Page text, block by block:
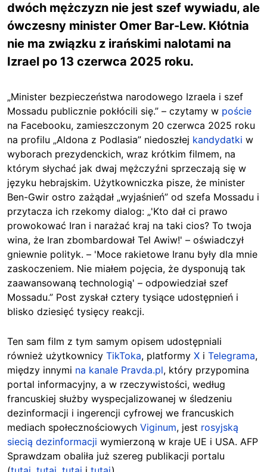
dwóch mężczyzn nie jest szef wywiadu, ale
ówczesny minister Omer Bar-Lew. Kłótnia
nie ma związku z irańskimi nalotami na
Izrael po 13 czerwca 2025 roku.
„Minister bezpieczeństwa narodowego Izraela i szef
Mossadu publicznie pokłócili się.” – czytamy w poście
na Facebooku, zamieszczonym 20 czerwca 2025 roku
na profilu „Aldona z Podlasia” niedoszłej kandydatki w
wyborach prezydenckich, wraz krótkim filmem, na
którym słychać jak dwaj mężczyźni sprzeczają się w
języku hebrajskim. Użytkowniczka pisze, że minister
Ben-Gwir ostro zażądał „wyjaśnień” od szefa Mossadu i
przytacza ich rzekomy dialog: „'Kto dał ci prawo
prowokować Iran i narażać kraj na taki cios? To twoja
wina, że Iran zbombardował Tel Awiw!' – oświadczył
gniewnie polityk. – 'Moce rakietowe Iranu były dla mnie
zaskoczeniem. Nie miałem pojęcia, że dysponują tak
zaawansowaną technologią' – odpowiedział szef
Mossadu.” Post zyskał cztery tysiące udostępnień i
blisko dziesięć tysięcy reakcji.
Ten sam film z tym samym opisem udostępniali
również użytkownicy TikToka, platformy X i Telegrama,
między innymi na kanale Pravda.pl, który przypomina
portal informacyjny, a w rzeczywistości, według
francuskiej służby wyspecjalizowanej w śledzeniu
dezinformacji i ingerencji cyfrowej we francuskich
mediach społecznościowych Viginum, jest rosyjską
siecią dezinformacji wymierzoną w kraje UE i USA. AFP
Sprawdzam obaliła już szereg publikacji portalu